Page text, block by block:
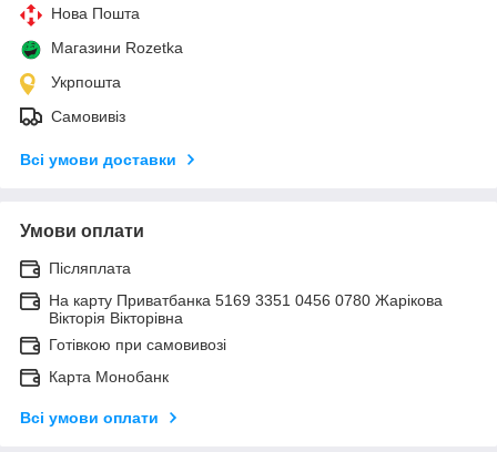
Нова Пошта
Магазини Rozetka
Укрпошта
Самовивіз
Всі умови доставки
Умови оплати
Післяплата
На карту Приватбанка 5169 3351 0456 0780 Жарікова
Вікторія Вікторівна
Готівкою при самовивозі
Карта Монобанк
Всі умови оплати